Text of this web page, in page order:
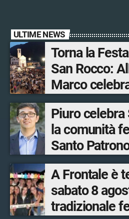
ULTIME NEWS
Torna la
San Rocco:
Marco
edizione
Piuro celebra
la comunità
Santo
dopo quattro
A Frontale è
sabato 8
tradizionale